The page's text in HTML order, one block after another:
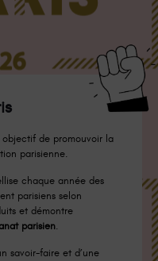
de promouvoir la
parisienne.
chaque année des
parisiens selon
et démontre
parisien.
savoir-faire et d’une